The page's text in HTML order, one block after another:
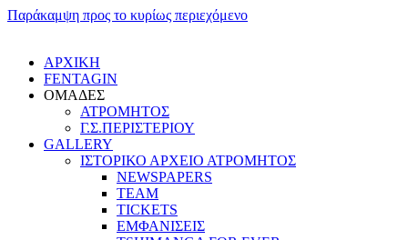
Παράκαμψη προς το κυρίως περιεχόμενο
ΑΡΧΙΚΗ
FENTAGIN
ΟΜΑΔΕΣ
ΑΤΡΟΜΗΤΟΣ
Γ.Σ.ΠEΡΙΣΤΕΡΙΟΥ
GALLERY
ΙΣΤΟΡΙΚΟ ΑΡΧΕΙΟ ΑΤΡΟΜΗΤΟΣ
NEWSPAPERS
TEAM
TICKETS
ΕΜΦΑΝΙΣΕΙΣ